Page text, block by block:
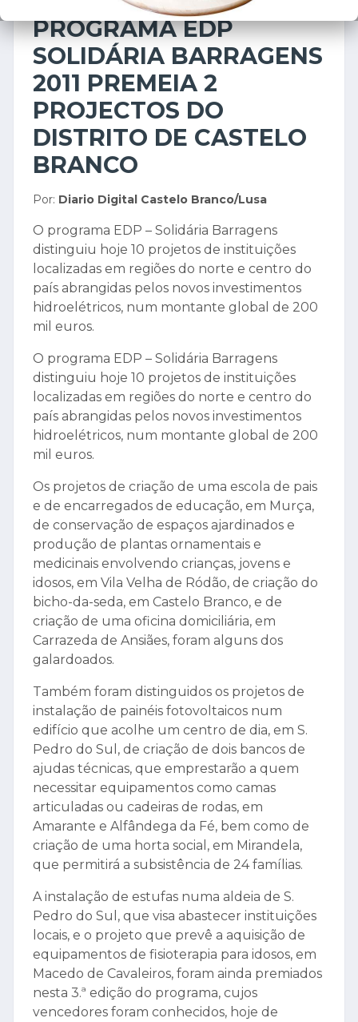
PROGRAMA EDP
SOLIDÁRIA BARRAGENS
2011 PREMEIA 2
PROJECTOS DO
DISTRITO DE CASTELO
BRANCO
Por: Diario Digital Castelo Branco/Lusa
O programa EDP – Solidária Barragens
distinguiu hoje 10 projetos de instituições
localizadas em regiões do norte e centro do
país abrangidas pelos novos investimentos
hidroelétricos, num montante global de 200
mil euros.
O programa EDP – Solidária Barragens
distinguiu hoje 10 projetos de instituições
localizadas em regiões do norte e centro do
país abrangidas pelos novos investimentos
hidroelétricos, num montante global de 200
mil euros.
Os projetos de criação de uma escola de pais
e de encarregados de educação, em Murça,
de conservação de espaços ajardinados e
produção de plantas ornamentais e
medicinais envolvendo crianças, jovens e
idosos, em Vila Velha de Ródão, de criação do
bicho-da-seda, em Castelo Branco, e de
criação de uma oficina domiciliária, em
Carrazeda de Ansiães, foram alguns dos
galardoados.
Também foram distinguidos os projetos de
instalação de painéis fotovoltaicos num
edifício que acolhe um centro de dia, em S.
Pedro do Sul, de criação de dois bancos de
ajudas técnicas, que emprestarão a quem
necessitar equipamentos como camas
articuladas ou cadeiras de rodas, em
Amarante e Alfândega da Fé, bem como de
criação de uma horta social, em Mirandela,
que permitirá a subsistência de 24 famílias.
A instalação de estufas numa aldeia de S.
Pedro do Sul, que visa abastecer instituições
locais, e o projeto que prevê a aquisição de
equipamentos de fisioterapia para idosos, em
Macedo de Cavaleiros, foram ainda premiados
nesta 3.ª edição do programa, cujos
vencedores foram conhecidos, hoje de